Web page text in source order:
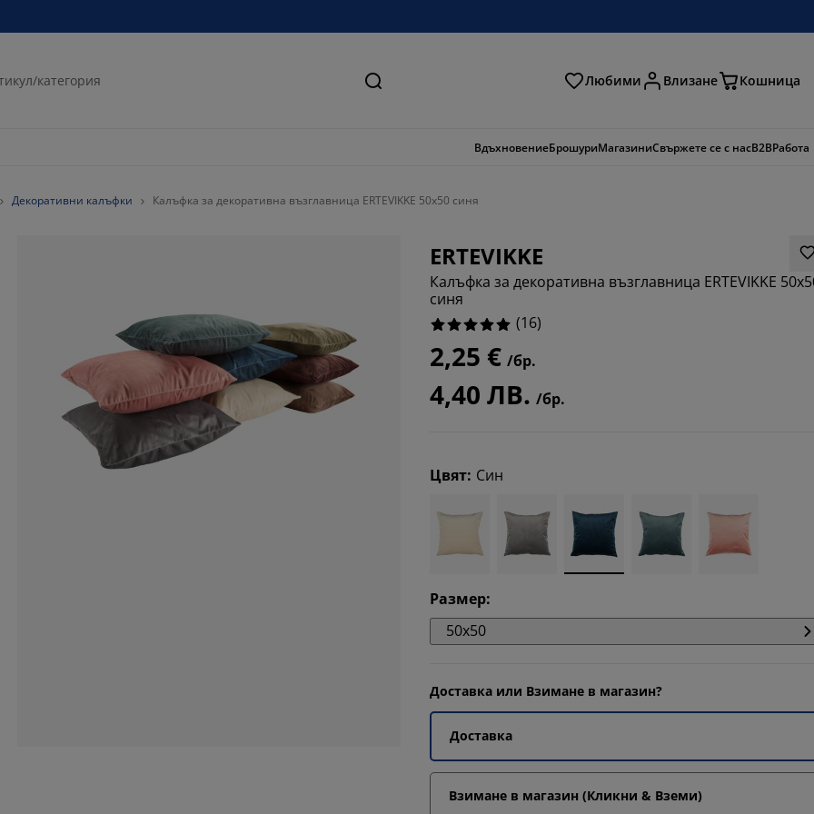
Търсене Любими Влизане Кошница
ВдъхновениеБрошуриМагазиниСвържете се с насB2BРабота
Декоративни калъфки Калъфка за декоративна възглавница ERTEVIKKE 50x50 синя
ERTEVIKKE
Калъфка за декоративна възглавница ERTEVIKKE
синя
(16)
2,25 € /бр.
4,40 ЛВ. /бр.
Цвят: Син
Размер:
50x50
Доставка или Взимане в магазин?
Доставка
Взимане в магазин (Кликни & Вземи)
100%